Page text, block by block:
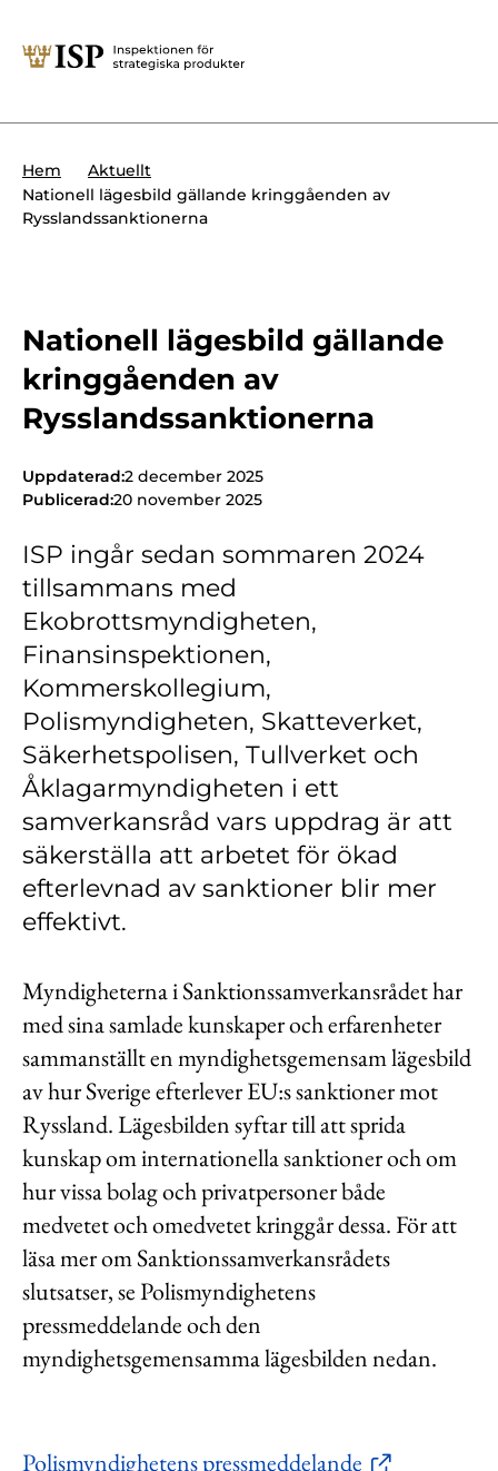
Sök
Söktips:
Presskontakt
Forskningssäkerhet
Krigsmateriel
Produkter med dubbla
Internationella sanktioner
Kemvapen-konventionen
Om ISP
Lediga jobb
Kundwebben
In English
Hem
Aktuellt
Nationell lägesbild gällande kringgåenden av
Rysslandssanktionerna
Nationell lägesbild gällande
kringgåenden av
Rysslandssanktionerna
Uppdaterad:2 december 2025
Publicerad:20 november 2025
ISP ingår sedan sommaren 2024
tillsammans med
Ekobrottsmyndigheten,
Finansinspektionen,
Kommerskollegium,
Polismyndigheten, Skatteverket,
Säkerhetspolisen, Tullverket och
Åklagarmyndigheten i ett
samverkansråd vars uppdrag är att
säkerställa att arbetet för ökad
efterlevnad av sanktioner blir mer
effektivt.
Myndigheterna i Sanktionssamverkansrådet har
med sina samlade kunskaper och erfarenheter
sammanställt en myndighetsgemensam lägesbild
av hur Sverige efterlever EU:s sanktioner mot
Ryssland. Lägesbilden syftar till att sprida
kunskap om internationella sanktioner och om
hur vissa bolag och privatpersoner både
medvetet och omedvetet kringgår dessa. För att
läsa mer om Sanktionssamverkansrådets
slutsatser, se Polismyndighetens
pressmeddelande och den
myndighetsgemensamma lägesbilden nedan.
Polismyndighetens pressmeddelande